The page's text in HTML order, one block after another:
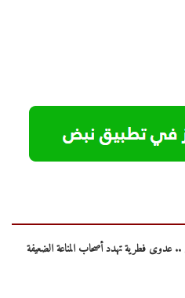
.. عدوى فطرية تهدد أصحاب المناعة الضعيفة